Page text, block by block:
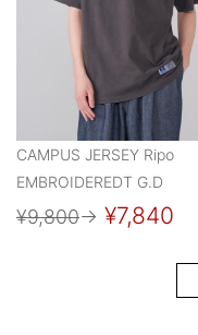
CAMPUS JERSEY Ripo
EMBROIDEREDT G.D
¥9,800→ ¥7,840